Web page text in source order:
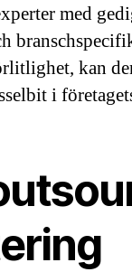
med
kan
i